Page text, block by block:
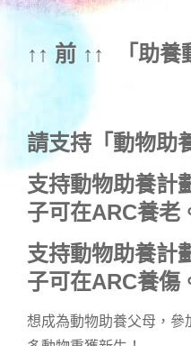
↑↑ 前 ↑↑ 「助養
請支持「動物助
支持動物助養計
子可在ARC養老
支持動物助養計
子可在ARC養傷
想成為動物助養父母，參